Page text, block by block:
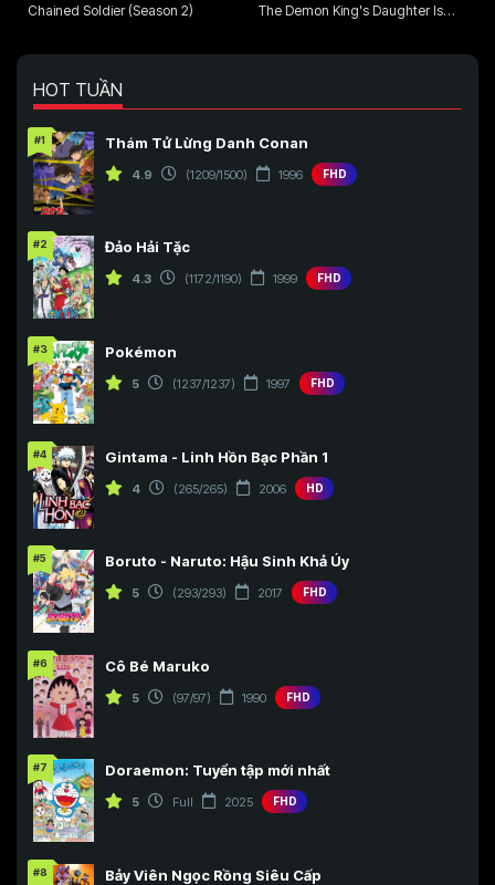
Chained Soldier (Season 2)
The Demon King's Daughter Is
HOT TUẦN
#1 Thám Tử Lừng Danh Conan
4.9 (1209/1500) 1996 FHD
#2 Đảo Hải Tặc
4.3 (1172/1190) 1999 FHD
#3 Pokémon
5 (1237/1237) 1997 FHD
#4 Gintama - Linh Hồn Bạc Phần 1
4 (265/265) 2006 HD
#5 Boruto - Naruto: Hậu Sinh Khả Úy
5 (293/293) 2017 FHD
#6 Cô Bé Maruko
5 (97/97) 1990 FHD
#7 Doraemon: Tuyển tập mới nhất
5 Full 2025 FHD
#8 Bảy Viên Ngọc Rồng Siêu Cấp